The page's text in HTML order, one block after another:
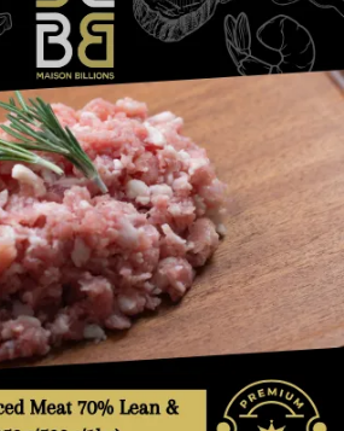
SHOPPING